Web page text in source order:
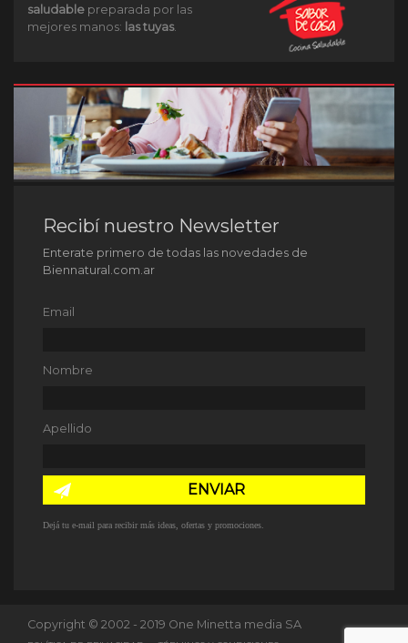
saludable preparada por las
mejores manos: las tuyas.
Recibí nuestro Newsletter
Enterate primero de todas las novedades de
Biennatural.com.ar
Email
Nombre
Apellido
ENVIAR
Dejá tu e-mail para recibir más ideas, ofertas y promociones.
Copyright © 2002 - 2019 One Minetta media SA